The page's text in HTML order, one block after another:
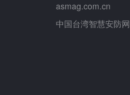
asmag.com.cn
中国台湾智慧安防网